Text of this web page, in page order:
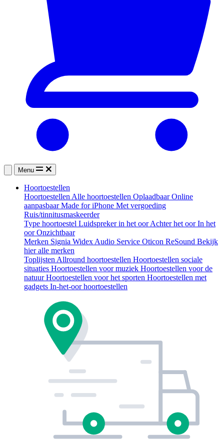
Menu
Hoortoestellen
HoortoestellenAlle hoortoestellen OplaadbaarOnline
aanpasbaarMade for iPhone Met vergoeding
Ruis/tinnitusmaskeerder
Type hoortoestel Luidspreker in het oorAchter het oorIn het
oorOnzichtbaar
Merken Signia WidexAudio Service Oticon ReSound Bekijk
hier alle merken
ToplijstenAllround hoortoestellen Hoortoestellen sociale
situaties Hoortoestellen voor muziek Hoortoestellen voor de
natuurHoortoestellen voor het sporten Hoortoestellen met
gadgets In-het-oor hoortoestellen